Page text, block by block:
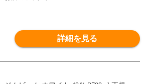
詳細を見る